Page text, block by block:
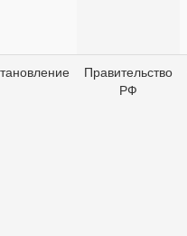
Правительство
РФ